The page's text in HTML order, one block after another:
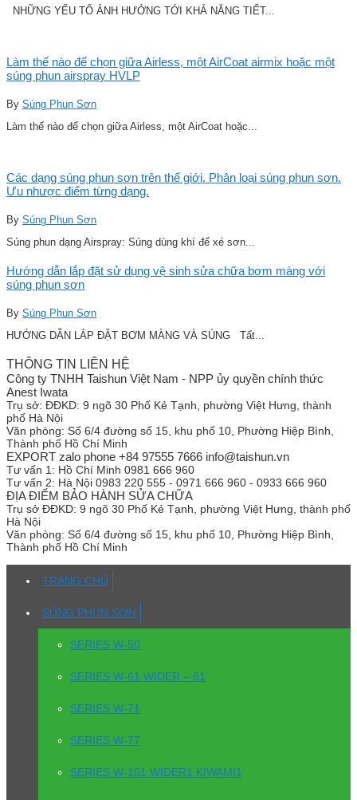
NHỮNG YẾU TỐ ẢNH HƯỞNG TỚI KHẢ NĂNG TIẾT...
Làm thế nào để chọn giữa Airless, một AirCoat airmix hoặc một
súng phun airspray HVLP
By Súng Phun Sơn
Làm thế nào để chọn giữa Airless, một AirCoat hoặc...
Các dạng súng phun sơn trên thế giới. Phân loại súng phun sơn.
Ưu nhược điểm từng dạng.
By Súng Phun Sơn
Súng phun dạng Airspray: Súng dùng khí để xé sơn...
Hướng dẫn lắp đặt sử dụng vệ sinh sửa chữa bơm màng với
súng phun sơn
By Súng Phun Sơn
HƯỚNG DẪN LẮP ĐẶT BƠM MÀNG VÀ SÚNG Tất...
THÔNG TIN LIÊN HỆ
Công ty TNHH Taishun Việt Nam - NPP ủy quyền chính thức
Anest Iwata
Trụ sở: ĐĐKD: 9 ngõ 30 Phố Kẻ Tạnh, phường Việt Hưng, thành
phố Hà Nội
Văn phòng: Số 6/4 đường số 15, khu phố 10, Phường Hiệp Bình,
Thành phố Hồ Chí Minh
EXPORT zalo phone +84 97555 7666 info@taishun.vn
Tư vấn 1: Hồ Chí Minh 0981 666 960
Tư vấn 2: Hà Nội 0983 220 555 - 0971 666 960 - 0933 666 960
ĐỊA ĐIỂM BẢO HÀNH SỬA CHỮA
Trụ sở ĐĐKD: 9 ngõ 30 Phố Kẻ Tạnh, phường Việt Hưng, thành phố
Hà Nội
Văn phòng: Số 6/4 đường số 15, khu phố 10, Phường Hiệp Bình,
Thành phố Hồ Chí Minh
TRANG CHỦ
SÚNG PHUN SƠN
SERIES W-50
SERIES W-61 WIDER – 61
SERIES W-71
SERIES W-77
SERIES W-101 WIDER1 KIWAMI1